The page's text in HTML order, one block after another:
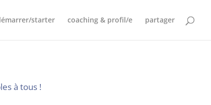
starter coaching & profil/e partager
à tous !